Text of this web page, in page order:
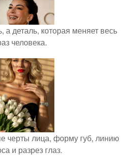
а деталь, которая меняет весь
человека.
черты лица, форму губ, линию
и разрез глаз.